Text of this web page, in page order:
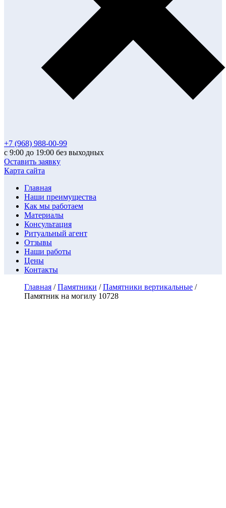
+7 (968) 988-00-99
с 9:00 до 19:00 без выходных
Оставить заявку
Карта сайта
Главная
Наши преимущества
Как мы работаем
Материалы
Консультация
Ритуальный агент
Отзывы
Наши работы
Цены
Контакты
Главная /Памятники /Памятники вертикальные /
Памятник на могилу 10728